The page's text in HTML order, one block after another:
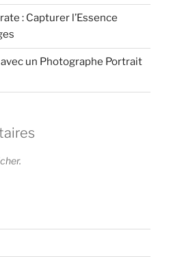
: Capturer l’Essence
un Photographe Portrait